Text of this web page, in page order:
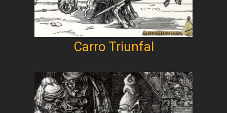
Carro Triunfal